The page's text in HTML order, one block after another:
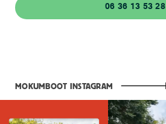
06 36 13 53 28
MOKUMBOOT INSTAGRAM